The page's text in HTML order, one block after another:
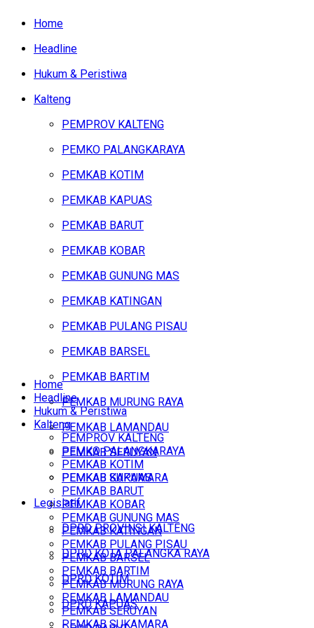
Home
Headline
Hukum & Peristiwa
Kalteng
PEMPROV KALTENG
PEMKO PALANGKARAYA
PEMKAB KOTIM
PEMKAB KAPUAS
PEMKAB BARUT
PEMKAB KOBAR
PEMKAB GUNUNG MAS
PEMKAB KATINGAN
PEMKAB PULANG PISAU
PEMKAB BARSEL
PEMKAB BARTIM
PEMKAB MURUNG RAYA
PEMKAB LAMANDAU
PEMKAB SERUYAN
PEMKAB SUKAMARA
Legislatif
DPRD PROVINSI KALTENG
DPRD KOTA PALANGKA RAYA
DPRD KOTIM
DPRD KAPUAS
Home
Headline
Hukum & Peristiwa
Kalteng
PEMPROV KALTENG
PEMKO PALANGKARAYA
PEMKAB KOTIM
PEMKAB KAPUAS
PEMKAB BARUT
PEMKAB KOBAR
PEMKAB GUNUNG MAS
PEMKAB KATINGAN
PEMKAB PULANG PISAU
PEMKAB BARSEL
PEMKAB BARTIM
PEMKAB MURUNG RAYA
PEMKAB LAMANDAU
PEMKAB SERUYAN
PEMKAB SUKAMARA